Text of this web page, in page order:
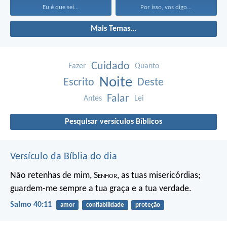
Eu é que sei... Por isso, vos digo...
Mais Temas...
Fazer Cuidado Quanto
Escrito Noite Deste
Antes Falar Lei
Pesquisar versículos Bíblicos
Versículo da Bíblia do dia
Não retenhas de mim, Senhor, as tuas misericórdias;
guardem-me sempre a tua graça e a tua verdade.
Salmo 40:11 amor confiabilidade proteção